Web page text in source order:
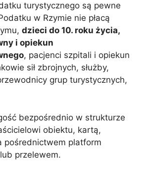
turystycznego są pewne
w Rzymie nie płacą
dzieci do 10. roku życia,
i opiekun
, pacjenci szpitali i opiekun
sił zbrojnych, służby,
grup turystycznych,
bezpośrednio w strukturze
obiektu, kartą,
pośrednictwem platform
przelewem.